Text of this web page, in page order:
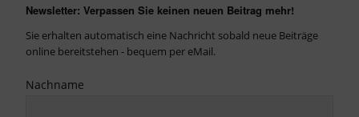
Newsletter: Verpassen Sie keinen neuen Beitrag mehr!
Sie erhalten automatisch eine Nachricht sobald neue Beiträge
online bereitstehen - bequem per eMail.
Nachname